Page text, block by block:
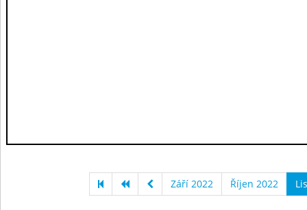
Září 2022 Říjen 2022